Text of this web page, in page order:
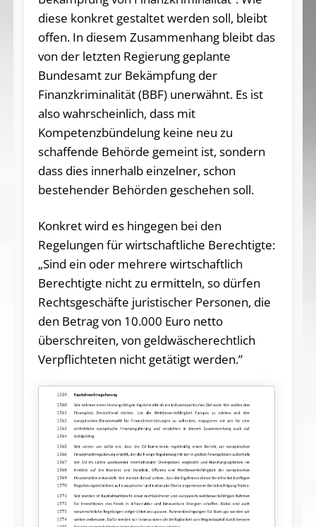
diese konkret gestaltet werden soll, bleibt
offen. In diesem Zusammenhang bleibt das
von der letzten Regierung geplante
Bundesamt zur Bekämpfung der
Finanzkriminalität (BBF) unerwähnt. Es ist
also wahrscheinlich, dass mit
Kompetenzbündelung keine neu zu
schaffende Behörde gemeint ist, sondern
dass dies innerhalb einzelner, schon
bestehender Behörden geschehen soll.
Konkret wird es hingegen bei den
Regelungen für wirtschaftliche Berechtigte:
„Sind ein oder mehrere wirtschaftlich
Berechtigte nicht zu ermitteln, so dürfen
Rechtsgeschäfte juristischer Personen, die
den Betrag von 10.000 Euro netto
überschreiten, von geldwäscherechtlich
Verpflichteten nicht getätigt werden.”